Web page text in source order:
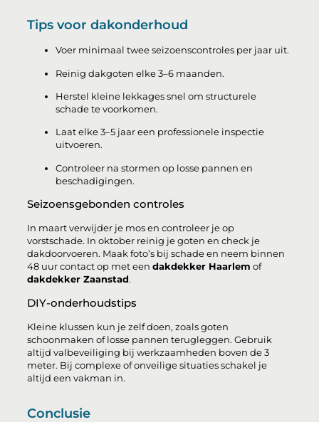
Tips voor dakonderhoud
Voer minimaal twee seizoenscontroles per jaar uit.
Reinig dakgoten elke 3–6 maanden.
Herstel kleine lekkages snel om structurele
schade te voorkomen.
Laat elke 3–5 jaar een professionele inspectie
uitvoeren.
Controleer na stormen op losse pannen en
beschadigingen.
Seizoensgebonden controles
In maart verwijder je mos en controleer je op
vorstschade. In oktober reinig je goten en check je
dakdoorvoeren. Maak foto’s bij schade en neem binnen
48 uur contact op met eendakdekker Haarlem of
dakdekker Zaanstad.
DIY-onderhoudstips
Kleine klussen kun je zelf doen, zoals goten
schoonmaken of losse pannen terugleggen. Gebruik
altijd valbeveiliging bij werkzaamheden boven de 3
meter. Bij complexe of onveilige situaties schakel je
altijd een vakman in.
Conclusie